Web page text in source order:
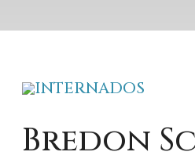
INTERNADOS
Bredon